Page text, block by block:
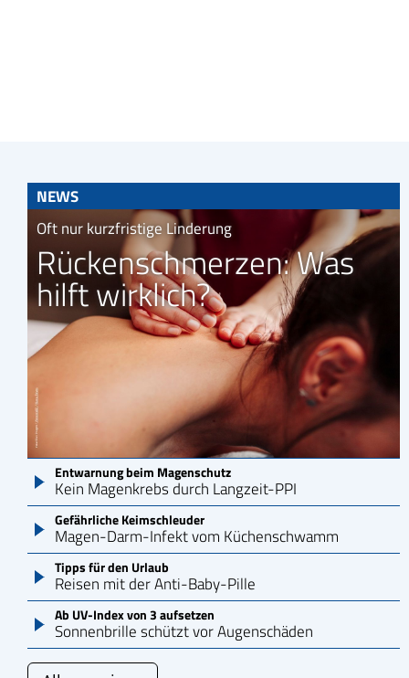
NEWS
Oft nur kurzfristige Linderung
Rückenschmerzen: Was
hilft wirklich?
Entwarnung beim Magenschutz
Kein Magenkrebs durch Langzeit-PPI
Gefährliche Keimschleuder
Magen-Darm-Infekt vom Küchenschwamm
Tipps für den Urlaub
Reisen mit der Anti-Baby-Pille
Ab UV-Index von 3 aufsetzen
Sonnenbrille schützt vor Augenschäden
Ibu-ratiopharm Fiebersaft für Kinder 40mg/ml 100